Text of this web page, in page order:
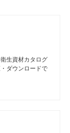
生資材カタログ
ダウンロードで